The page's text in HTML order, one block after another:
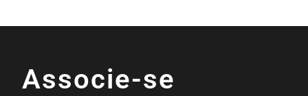
Associe-se